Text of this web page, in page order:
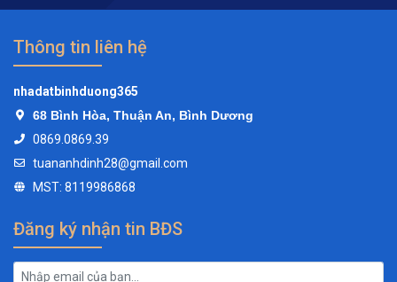
Thông tin liên hệ
nhadatbinhduong365
68 Bình Hòa, Thuận An, Bình Dương
0869.0869.39
tuananhdinh28@gmail.com
MST: 8119986868
Đăng ký nhận tin BĐS